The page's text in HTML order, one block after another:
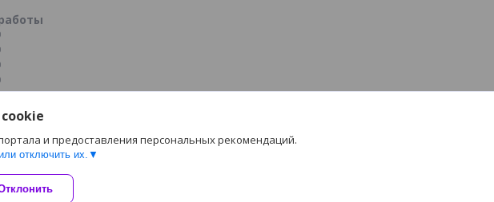
Deal.by
и предоставления персональных рекомендаций.
отключить их.